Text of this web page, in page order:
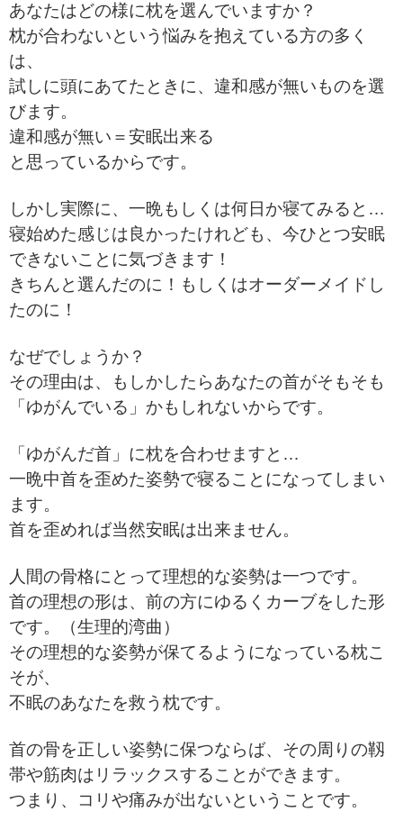
あなたはどの様に枕を選んでいますか？
枕が合わないという悩みを抱えている方の多く
は、
試しに頭にあてたときに、違和感が無いものを選
びます。
違和感が無い＝安眠出来る
と思っているからです。
しかし実際に、一晩もしくは何日か寝てみると…
寝始めた感じは良かったけれども、今ひとつ安眠
できないことに気づきます！
きちんと選んだのに！もしくはオーダーメイドし
たのに！
なぜでしょうか？
その理由は、もしかしたらあなたの首がそもそも
「ゆがんでいる」かもしれないからです。
「ゆがんだ首」に枕を合わせますと…
一晩中首を歪めた姿勢で寝ることになってしまい
ます。
首を歪めれば当然安眠は出来ません。
人間の骨格にとって理想的な姿勢は一つです。
首の理想の形は、前の方にゆるくカーブをした形
です。（生理的湾曲）
その理想的な姿勢が保てるようになっている枕こ
そが、
不眠のあなたを救う枕です。
首の骨を正しい姿勢に保つならば、その周りの靱
帯や筋肉は リラックスすることができます。
つまり、コリや痛みが出ないということです。